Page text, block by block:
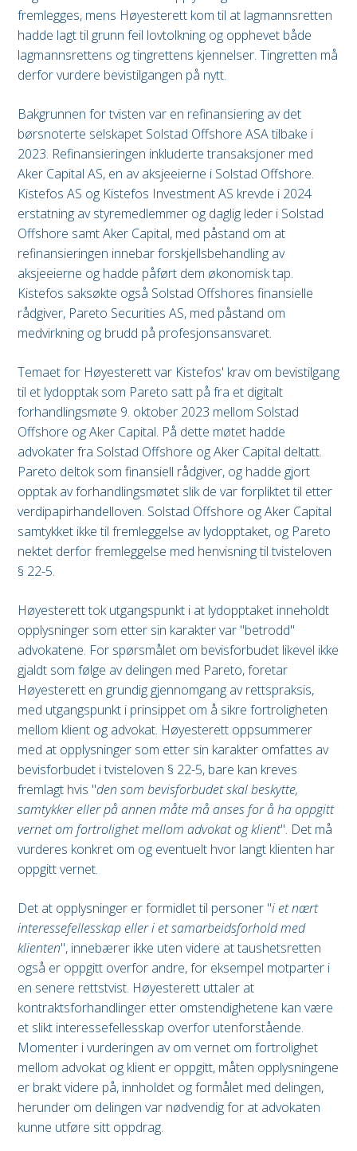
fremlegges, mens Høyesterett kom til at lagmannsretten
hadde lagt til grunn feil lovtolkning og opphevet både
lagmannsrettens og tingrettens kjennelser. Tingretten må
derfor vurdere bevistilgangen på nytt.
Bakgrunnen for tvisten var en refinansiering av det
børsnoterte selskapet Solstad Offshore ASA tilbake i
2023. Refinansieringen inkluderte transaksjoner med
Aker Capital AS, en av aksjeeierne i Solstad Offshore.
Kistefos AS og Kistefos Investment AS krevde i 2024
erstatning av styremedlemmer og daglig leder i Solstad
Offshore samt Aker Capital, med påstand om at
refinansieringen innebar forskjellsbehandling av
aksjeeierne og hadde påført dem økonomisk tap.
Kistefos saksøkte også Solstad Offshores finansielle
rådgiver, Pareto Securities AS, med påstand om
medvirkning og brudd på profesjonsansvaret.
Temaet for Høyesterett var Kistefos' krav om bevistilgang
til et lydopptak som Pareto satt på fra et digitalt
forhandlingsmøte 9. oktober 2023 mellom Solstad
Offshore og Aker Capital. På dette møtet hadde
advokater fra Solstad Offshore og Aker Capital deltatt.
Pareto deltok som finansiell rådgiver, og hadde gjort
opptak av forhandlingsmøtet slik de var forpliktet til etter
verdipapirhandelloven. Solstad Offshore og Aker Capital
samtykket ikke til fremleggelse av lydopptaket, og Pareto
nektet derfor fremleggelse med henvisning til tvisteloven
§ 22-5.
Høyesterett tok utgangspunkt i at lydopptaket inneholdt
opplysninger som etter sin karakter var "betrodd"
advokatene. For spørsmålet om bevisforbudet likevel ikke
gjaldt som følge av delingen med Pareto, foretar
Høyesterett en grundig gjennomgang av rettspraksis,
med utgangspunkt i prinsippet om å sikre fortroligheten
mellom klient og advokat. Høyesterett oppsummerer
med at opplysninger som etter sin karakter omfattes av
bevisforbudet i tvisteloven § 22-5, bare kan kreves
fremlagt hvis "den som bevisforbudet skal beskytte,
samtykker eller på annen måte må anses for å ha oppgitt
vernet om fortrolighet mellom advokat og klient". Det må
vurderes konkret om og eventuelt hvor langt klienten har
oppgitt vernet.
Det at opplysninger er formidlet til personer "i et nært
interessefellesskap eller i et samarbeidsforhold med
klienten", innebærer ikke uten videre at taushetsretten
også er oppgitt overfor andre, for eksempel motparter i
en senere rettstvist. Høyesterett uttaler at
kontraktsforhandlinger etter omstendighetene kan være
et slikt interessefellesskap overfor utenforstående.
Momenter i vurderingen av om vernet om fortrolighet
mellom advokat og klient er oppgitt, måten opplysningene
er brakt videre på, innholdet og formålet med delingen,
herunder om delingen var nødvendig for at advokaten
kunne utføre sitt oppdrag.